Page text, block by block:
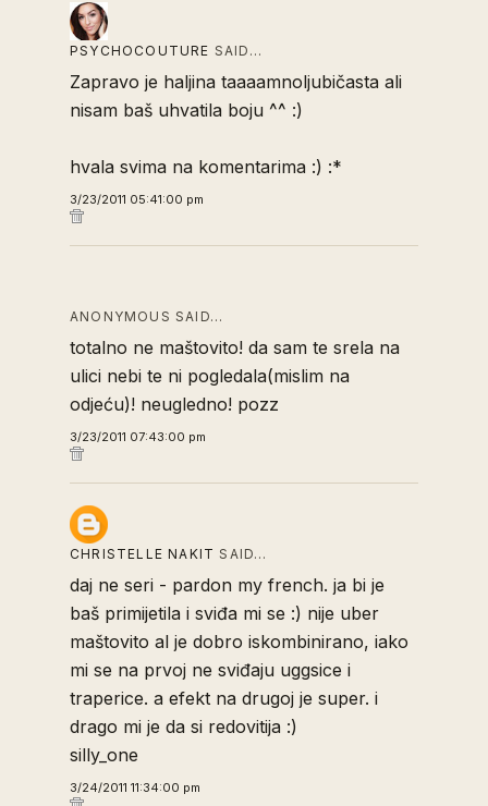
PSYCHOCOUTURE SAID…
Zapravo je haljina taaaamnoljubičasta ali
nisam baš uhvatila boju ^^ :)
hvala svima na komentarima :) :*
3/23/2011 05:41:00 pm
ANONYMOUS SAID…
totalno ne maštovito! da sam te srela na
ulici nebi te ni pogledala(mislim na
odjeću)! neugledno! pozz
3/23/2011 07:43:00 pm
CHRISTELLE NAKIT SAID…
daj ne seri - pardon my french. ja bi je
baš primijetila i sviđa mi se :) nije uber
maštovito al je dobro iskombinirano, iako
mi se na prvoj ne sviđaju uggsice i
traperice. a efekt na drugoj je super. i
drago mi je da si redovitija :)
silly_one
3/24/2011 11:34:00 pm